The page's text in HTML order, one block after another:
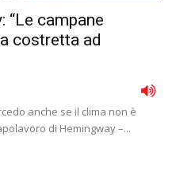
“Le campane
costretta ad
anche se il clima non è
di Hemingway –...